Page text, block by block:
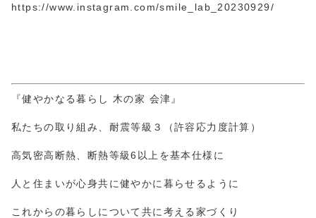
https://www.instagram.com/smile_lab_20230929/
『健やかなる暮らし 木の家 会津』
私たちの取り組み、耐震等級３（許容応力度計算）
高気密高断熱、断熱等級6以上を基本仕様に
人と住まいが心身共に健やかに暮らせるように
これからの暮らしについて共に考える家づくり